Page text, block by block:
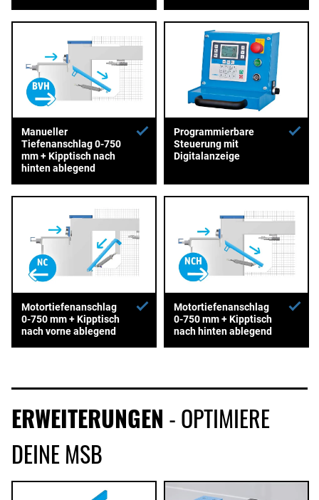
Manueller
Tiefenanschlag 0-750
mm + Kipptisch nach
hinten ablegend
Programmierbare
Steuerung mit
Digitalanzeige
Motortiefenanschlag
0-750 mm + Kipptisch
nach vorne ablegend
Motortiefenanschlag
0-750 mm + Kipptisch
nach hinten ablegend
ERWEITERUNGEN - OPTIMIERE
DEINE MSB